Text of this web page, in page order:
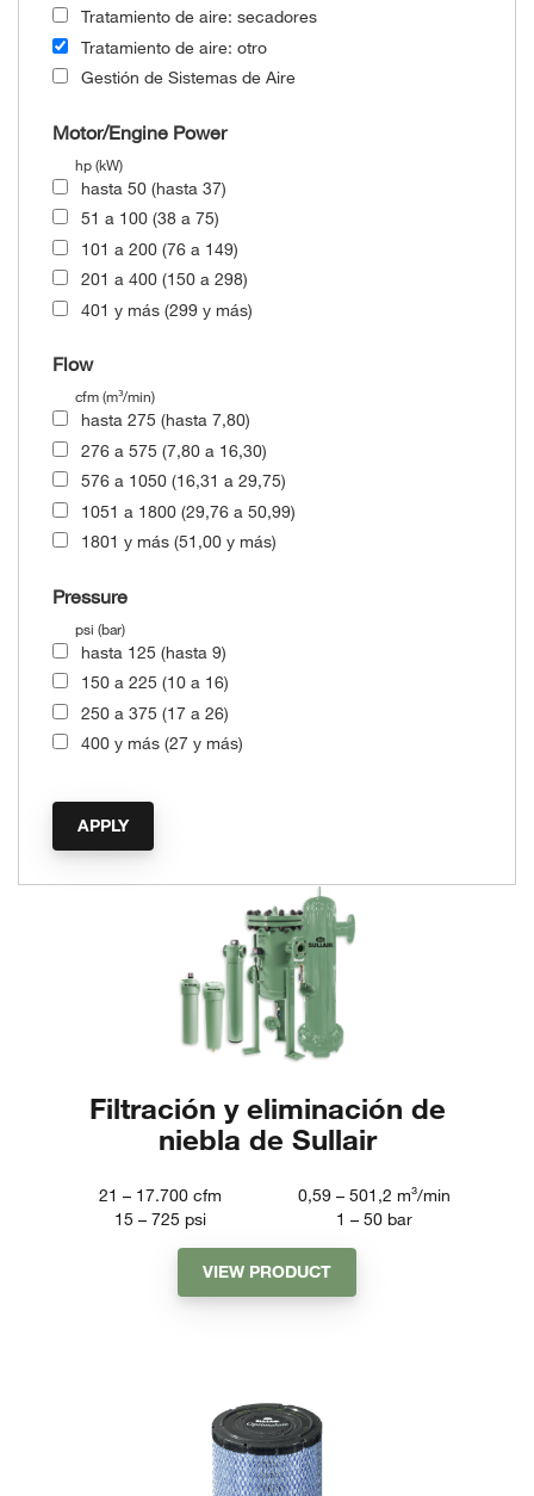
Tratamiento de aire: secadores
Tratamiento de aire: otro
Gestión de Sistemas de Aire
Motor/Engine Power
hp (kW)
hasta 50 (hasta 37)
51 a 100 (38 a 75)
101 a 200 (76 a 149)
201 a 400 (150 a 298)
401 y más (299 y más)
Flow
cfm (m³/min)
hasta 275 (hasta 7,80)
276 a 575 (7,80 a 16,30)
576 a 1050 (16,31 a 29,75)
1051 a 1800 (29,76 a 50,99)
1801 y más (51,00 y más)
Pressure
psi (bar)
hasta 125 (hasta 9)
150 a 225 (10 a 16)
250 a 375 (17 a 26)
400 y más (27 y más)
Filtración y eliminación de
niebla de Sullair
21 – 17.700 cfm 0,59 – 501,2 m³/min
15 – 725 psi 1 – 50 bar
VIEW PRODUCT